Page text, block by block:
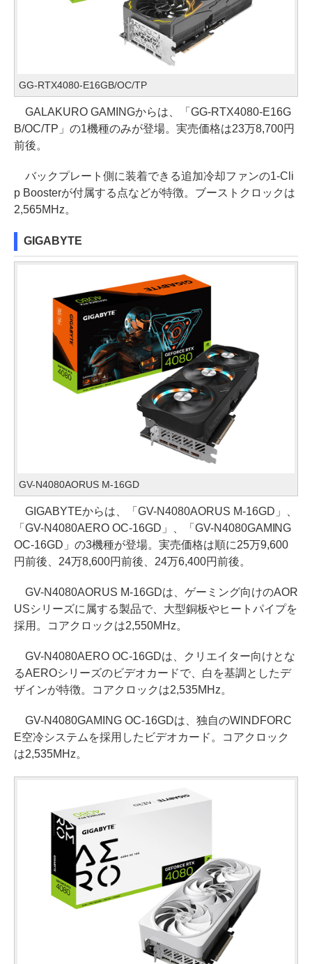
GG-RTX4080-E16GB/OC/TP
GALAKURO GAMINGからは、「GG-RTX4080-E16G
B/OC/TP」の1機種のみが登場。実売価格は23万8,700円
前後。
バックプレート側に装着できる追加冷却ファンの1-Cli
p Boosterが付属する点などが特徴。ブーストクロックは
2,565MHz。
GIGABYTE
GV-N4080AORUS M-16GD
GIGABYTEからは、「GV-N4080AORUS M-16GD」、
「GV-N4080AERO OC-16GD」、「GV-N4080GAMING
OC-16GD」の3機種が登場。実売価格は順に25万9,600
円前後、24万8,600円前後、24万6,400円前後。
GV-N4080AORUS M-16GDは、ゲーミング向けのAOR
USシリーズに属する製品で、大型銅板やヒートパイプを
採用。コアクロックは2,550MHz。
GV-N4080AERO OC-16GDは、クリエイター向けとな
るAEROシリーズのビデオカードで、白を基調としたデ
ザインが特徴。コアクロックは2,535MHz。
GV-N4080GAMING OC-16GDは、独自のWINDFORC
E空冷システムを採用したビデオカード。コアクロック
は2,535MHz。